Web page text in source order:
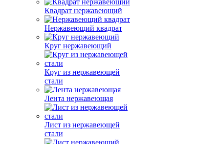
Квадрат нержавеющий
Нержавеющий квадрат
Круг нержавеющий
Круг из нержавеющей
стали
Лента нержавеющая
Лист из нержавеющей
стали